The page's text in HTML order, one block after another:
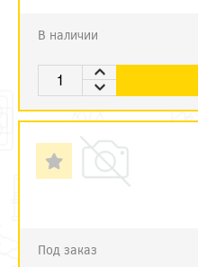
В наличии
Под заказ